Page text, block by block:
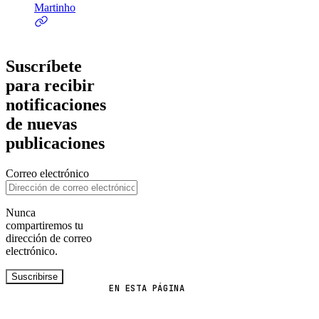
EN ESTA PÁGINA
Martinho
Suscríbete
para recibir
notificaciones
de nuevas
publicaciones
Correo electrónico
Nunca
compartiremos tu
dirección de correo
electrónico.
Suscribirse